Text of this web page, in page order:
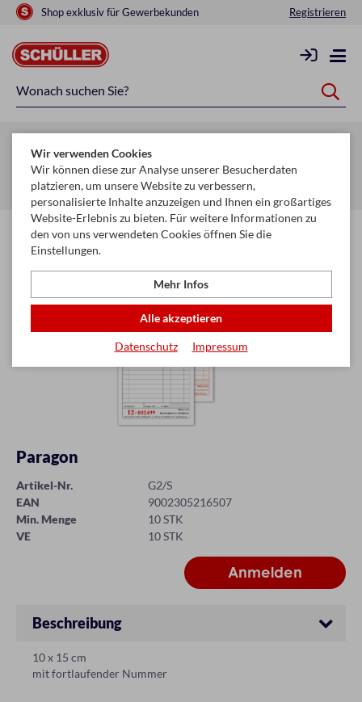
Shop exklusiv für Gewerbekunden Registrieren
Startseite Schule & Büro
Formulare & Geschäftsbücher
Kassabücher
Paragon
Artikel-Nr.
G2/S
EAN
9002305216507
Min. Menge
10 STK
VE
10 STK
Beschreibung
10 x 15 cm
mit fortlaufender Nummer
Wir verwenden Cookies
Wir können diese zur Analyse unserer Besucherdaten
platzieren, um unsere Website zu verbessern,
personalisierte Inhalte anzuzeigen und Ihnen ein großartiges
Website-Erlebnis zu bieten. Für weitere Informationen zu
den von uns verwendeten Cookies öffnen Sie die
Einstellungen.
Mehr Infos
Alle akzeptieren
Datenschutz Impressum